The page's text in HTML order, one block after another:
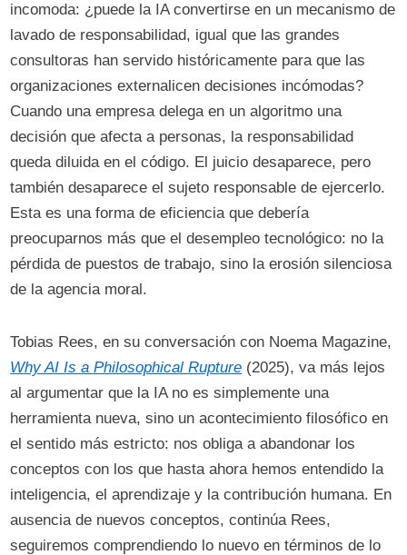
incomoda: ¿puede la IA convertirse en un mecanismo de
lavado de responsabilidad, igual que las grandes
consultoras han servido históricamente para que las
organizaciones externalicen decisiones incómodas?
Cuando una empresa delega en un algoritmo una
decisión que afecta a personas, la responsabilidad
queda diluida en el código. El juicio desaparece, pero
también desaparece el sujeto responsable de ejercerlo.
Esta es una forma de eficiencia que debería
preocuparnos más que el desempleo tecnológico: no la
pérdida de puestos de trabajo, sino la erosión silenciosa
de la agencia moral.
Tobias Rees, en su conversación con Noema Magazine,
Why AI Is a Philosophical Rupture (2025), va más lejos
al argumentar que la IA no es simplemente una
herramienta nueva, sino un acontecimiento filosófico en
el sentido más estricto: nos obliga a abandonar los
conceptos con los que hasta ahora hemos entendido la
inteligencia, el aprendizaje y la contribución humana. En
ausencia de nuevos conceptos, continúa Rees,
seguiremos comprendiendo lo nuevo en términos de lo